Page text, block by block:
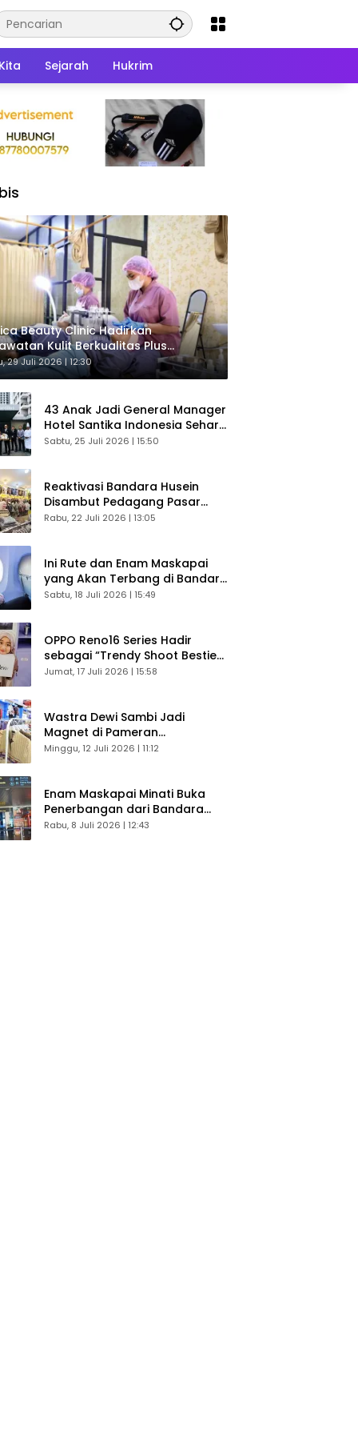
Sejarah Hukrim
Beauty Clinic Hadirkan
Kulit Berkualitas Plus
Gratis
29 Juli 2026 | 12:30
43 Anak Jadi General Manager
Hotel Santika Indonesia Sehari
Sukses Digelar
Sabtu, 25 Juli 2026 | 15:50
Reaktivasi Bandara Husein
Disambut Pedagang Pasar
Baru, Diyakini Bangkitkan
Rabu, 22 Juli 2026 | 13:05
Ini Rute dan Enam Maskapai
yang Akan Terbang di Bandara
Husein Sastranegara
Sabtu, 18 Juli 2026 | 15:49
OPPO Reno16 Series Hadir
sebagai “Trendy Shoot Bestie”,
Bikin Konten Kreator Makin
Jumat, 17 Juli 2026 | 15:58
Wastra Dewi Sambi Jadi
Magnet di Pameran
Dekranasda, Banyak Diminati
Minggu, 12 Juli 2026 | 11:12
Enam Maskapai Minati Buka
Penerbangan dari Bandara
Husein Sastranegara
Rabu, 8 Juli 2026 | 12:43